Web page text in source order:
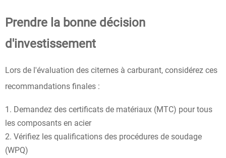
Prendre la bonne décision
d'investissement
Lors de l'évaluation des citernes à carburant, considérez ces
recommandations finales :
Demandez des certificats de matériaux (MTC) pour tous
les composants en acier
Vérifiez les qualifications des procédures de soudage
(WPQ)